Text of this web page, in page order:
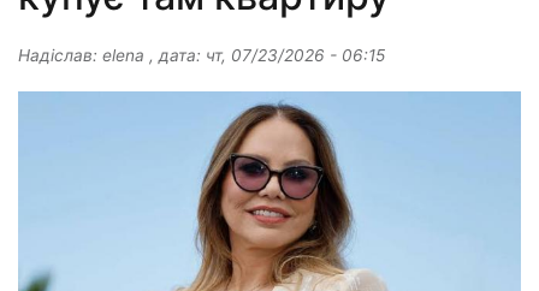
Надіслав: elena , дата: чт, 07/23/2026 - 06:15